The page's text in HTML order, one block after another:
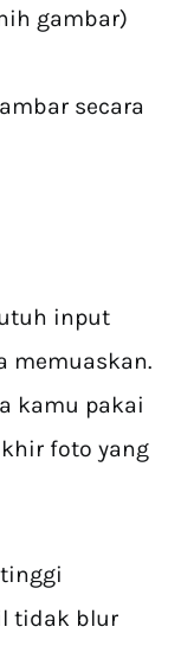
gambar)
secara
input
memuaskan.
kamu pakai
foto yang
tidak blur